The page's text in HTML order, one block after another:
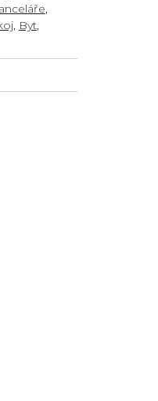
,
, Byt,